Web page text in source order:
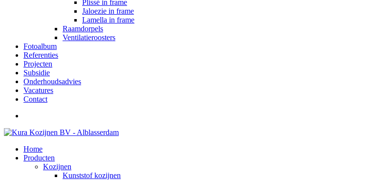
Plissé in frame
Jaloezie in frame
Lamella in frame
Raamdorpels
Ventilatieroosters
Fotoalbum
Referenties
Projecten
Subsidie
Onderhoudsadvies
Vacatures
Contact
Home
Producten
Kozijnen
Kunststof kozijnen